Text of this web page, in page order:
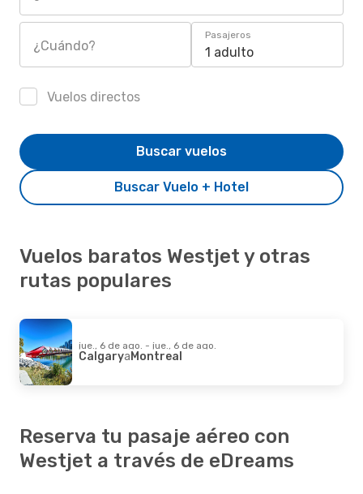
¿Cuándo?
Pasajeros
1 adulto
Vuelos directos
Buscar Vuelo + Hotel
Buscar vuelos
Vuelos baratos Westjet y otras
rutas populares
jue., 6 de ago. - jue., 6 de ago.
CalgaryaMontreal
Reserva tu pasaje aéreo con
Westjet a través de eDreams